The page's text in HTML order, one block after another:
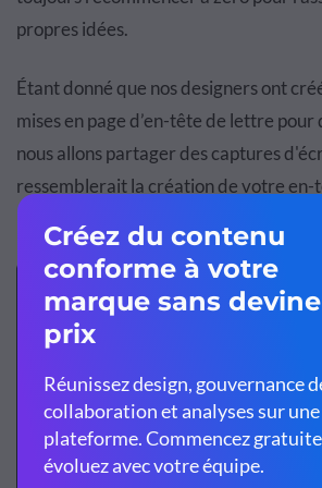
propres idées.
Étant donné que nos designers ont
mises en page d’en-tête de lettre
nous allons partager des captures
ressemblerait la création de votre en-
Modèles de
en-tête
Créez rapidement et facilement un
professionnel en ligne en vous
modèles créés par Visme.